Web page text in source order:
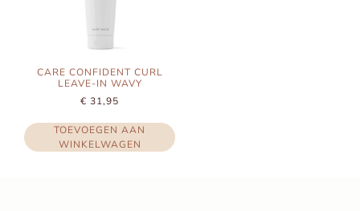
CARE CONFIDENT CURL
LEAVE-IN WAVY
€ 31,95
TOEVOEGEN AAN
WINKELWAGEN